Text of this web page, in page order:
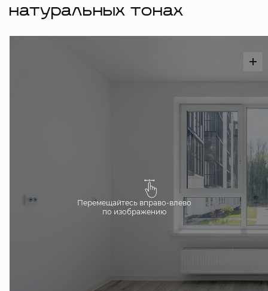
натуральных тонах
Перемещайтесь вправо-влево
по изображению